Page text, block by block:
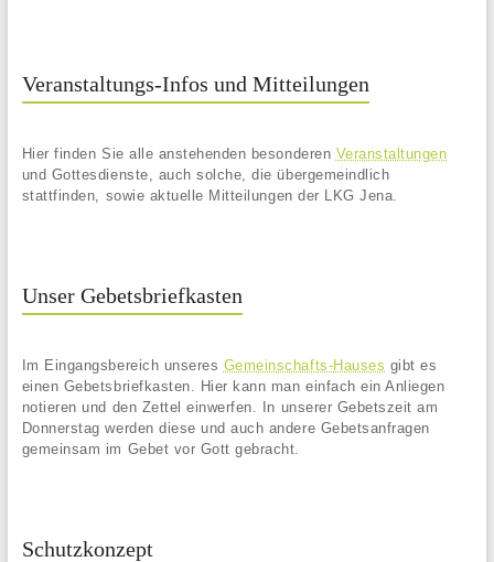
Veranstaltungs-Infos und Mitteilungen
Hier finden Sie alle anstehenden besonderen Veranstaltungen
und Gottesdienste, auch solche, die übergemeindlich
stattfinden, sowie aktuelle Mitteilungen der LKG Jena.
Unser Gebetsbriefkasten
Im Eingangsbereich unseres Gemeinschafts-Hauses gibt es
einen Gebetsbriefkasten. Hier kann man einfach ein Anliegen
notieren und den Zettel einwerfen. In unserer Gebetszeit am
Donnerstag werden diese und auch andere Gebetsanfragen
gemeinsam im Gebet vor Gott gebracht.
Schutzkonzept